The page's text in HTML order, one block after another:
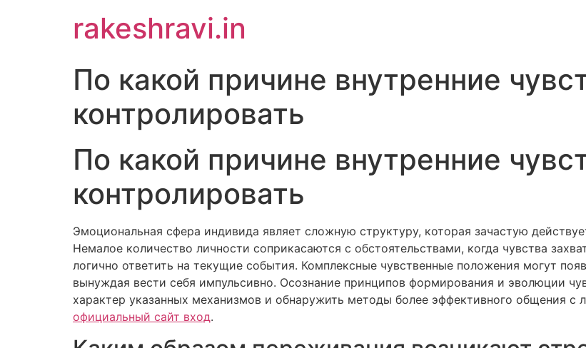
rakeshravi.in
По какой причине внутренние
контролировать
По какой причине внутренние
контролировать
Эмоциональная сфера индивида являет сложную структуру, которая зачастую
Немалое количество личности соприкасаются с обстоятельствами, когда чувства
логично ответить на текущие события. Комплексные чувственные положения могут
вынуждая вести себя импульсивно. Осознание принципов формирования и эволюции
характер указанных механизмов и обнаружить методы более эффективного общения
официальный сайт вход.